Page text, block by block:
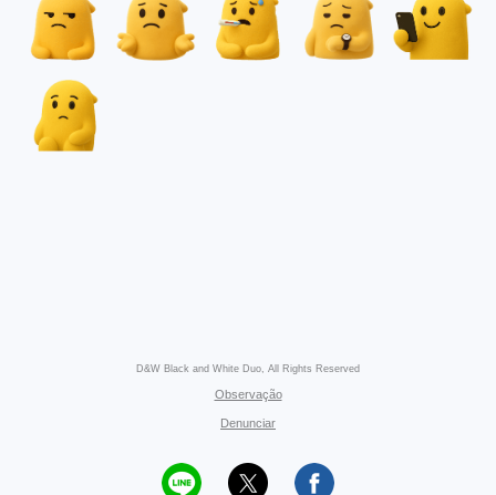
D&W Black and White Duo, All Rights Reserved
Observação
Denunciar